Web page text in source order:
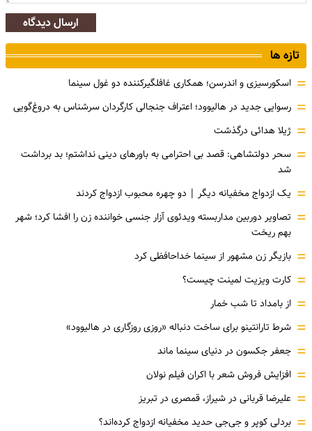
ارسال دیدگاه
تازه ها
= اسکورسیزی و اندرسن؛ همکاری غافلگیرکننده دو غول سینما
= رسوایی جدید در هالیوود؛ اعتراف جنجالی کارگردان سرشناس به دروغ‌گویی
= ژیلا هدائی درگذشت
= سحر دولتشاهی: قصد بی احترامی به باورهای دینی نداشتم؛ بد برداشت
شد
= یک ازدواج مخفیانه دیگر | دو چهره محبوب ازدواج کردند
= تصاویر دوربین مداربسته ویدئوی آزار جنسی خواننده زن را افشا کرد؛ شهر
بهم ریخت
= بازیگر زن مشهور از سینما خداحافظی کرد
= کارت ویزیت لمینت چیست؟
= از بامداد تا شب خمار
= شرط تارانتینو برای ساخت دنباله «روزی روزگاری در هالیوود»
= جعفر جکسون در دنیای سینما ماند
= افزایش فروش شعر با اکران فیلم نولان
= علیرضا قربانی در شیراز، قمصری در تبریز
= بردلی کوپر و جی‌جی حدید مخفیانه ازدواج کرده‌اند؟